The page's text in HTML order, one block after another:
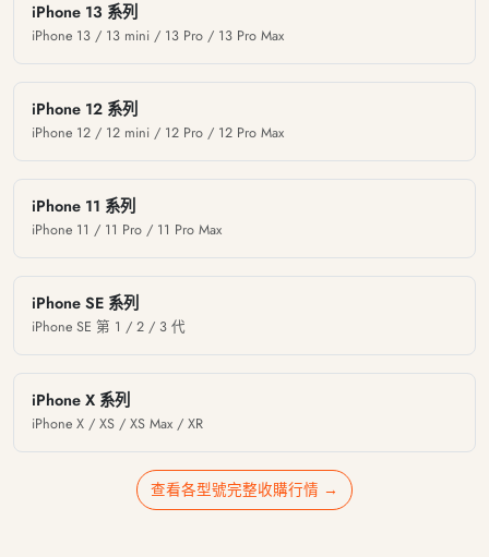
iPhone 13 系列
iPhone 13 / 13 mini / 13 Pro / 13 Pro Max
iPhone 12 系列
iPhone 12 / 12 mini / 12 Pro / 12 Pro Max
iPhone 11 系列
iPhone 11 / 11 Pro / 11 Pro Max
iPhone SE 系列
iPhone SE 第 1 / 2 / 3 代
iPhone X 系列
iPhone X / XS / XS Max / XR
查看各型號完整收購行情 →